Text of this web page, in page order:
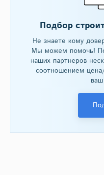
Подбор
Не знаете кому
Мы можем помочь!
наших партнеров
соотношением